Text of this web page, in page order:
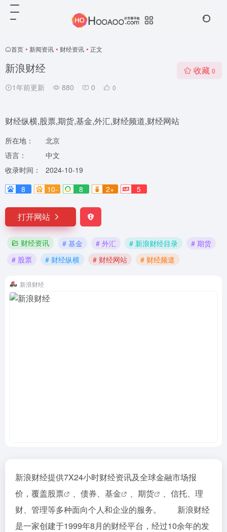
首页 • 新闻资讯 • 财经资讯 • 正文
新浪财经
1年前更新 880 0 0
收藏 0
财经纵横,股票,期货,基金,外汇,财经频道,财经网站
所在地：
北京
语言：
中文
收录时间：
2024-10-19
8
10- 8 2+ 5
打开网站
财经资讯 # 基金 # 外汇 # 新浪财经目录
# 期货
# 股票
# 财经纵横 # 财经网站 # 财经频道
新浪财经
新浪财经提供7X24小时财经资讯及全球金融市场报
价，覆盖股票 、债券、 基金 、 期货
、信托、理
财、管理等多种面向个人和企业的服务。 新浪财经
是一家创建于1999年8月的财经平台，经过10余年的发